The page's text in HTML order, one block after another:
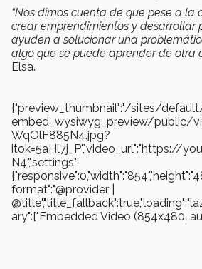
“Nos dimos cuenta de que pese a la
crear emprendimientos y desarrollar
ayuden a solucionar una
algo que se puede aprender de otra
Elsa.
{"preview_thumbnail":"/sites/
embed_wysiwyg_preview/public/
WqOlF885N4.jpg?
itok=5aHl7j_P","video_url":"https://
N4","settings":
format":"@provider |
ary":["Embedded Video (854x480,